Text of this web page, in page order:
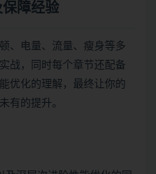
障经验
、电量、流量、瘦身等多
战，同时每个章节还配备
优化的理解，最终让你的
有的提升。